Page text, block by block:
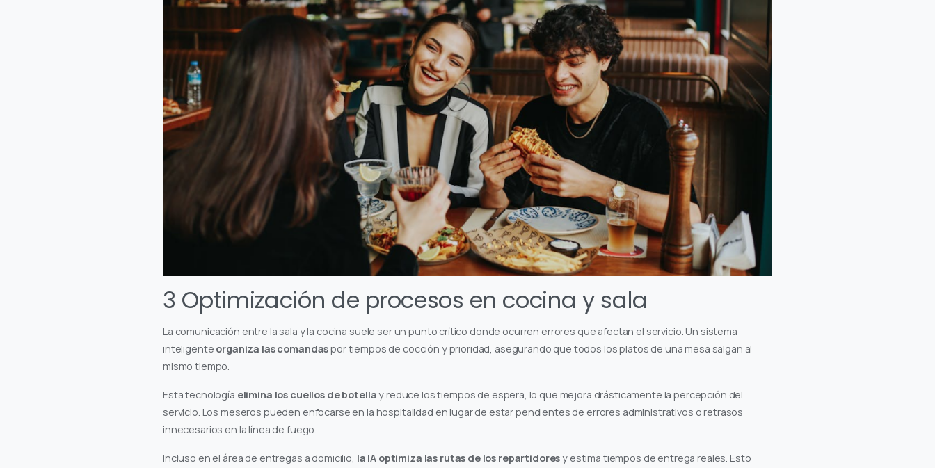
3 Optimización de procesos en cocina y sala
La comunicación entre la sala y la cocina suele ser un punto crítico donde ocurren errores que afectan el servicio. Un sistema
inteligente organiza las comandaspor tiempos de cocción y prioridad, asegurando que todos los platos de una mesa salgan al
mismo tiempo.
Esta tecnología elimina los cuellos de botellay reduce los tiempos de espera, lo que mejora drásticamente la percepción del
servicio. Los meseros pueden enfocarse en la hospitalidad en lugar de estar pendientes de errores administrativos o retrasos
innecesarios en la línea de fuego.
Incluso en el área de entregas a domicilio, la IA optimiza las rutas de los repartidoresy estima tiempos de entrega reales. Esto